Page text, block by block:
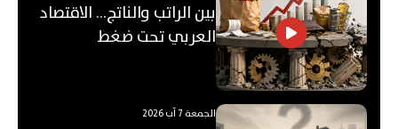
بين الراتب والناتج… الاقتصاد
العربي تحت ضغط
الجمعة 7 آب 2026